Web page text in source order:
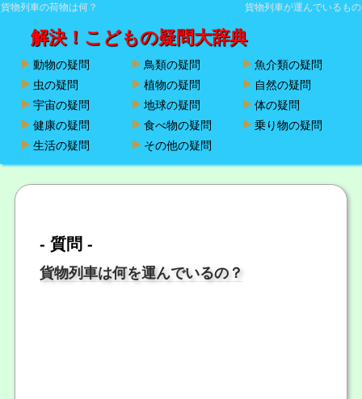
貨物列車の荷物は何？ 貨物列車が運んでいるもの
解決！こどもの疑問大辞典
動物の疑問 鳥類の疑問
魚介類の疑問
虫の疑問
植物の疑問
自然の疑問
宇宙の疑問
地球の疑問
体の疑問
健康の疑問
食べ物の疑問
乗り物の疑問
生活の疑問
その他の疑問
- 質問 -
貨物列車は何を運んでいるの？